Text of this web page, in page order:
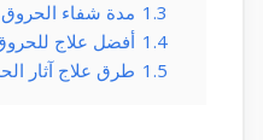
1.3 مدة شفاء
1.4 أفضل علاج
1.5 طرق علاج آثار